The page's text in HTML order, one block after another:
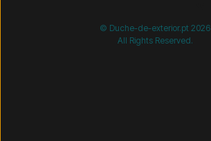
© Duche-de-exterior.pt 2026
All Rights Reserved.